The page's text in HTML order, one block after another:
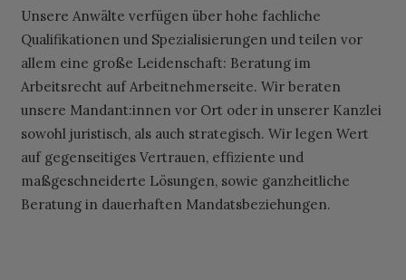
Unsere Anwälte verfügen über hohe fachliche
Qualifikationen und Spezialisierungen und teilen vor
allem eine große Leidenschaft: Beratung im
Arbeitsrecht auf Arbeitnehmerseite. Wir beraten
unsere Mandant:innen vor Ort oder in unserer Kanzlei
sowohl juristisch, als auch strategisch. Wir legen Wert
auf gegenseitiges Vertrauen, effiziente und
maßgeschneiderte Lösungen, sowie ganzheitliche
Beratung in dauerhaften Mandatsbeziehungen.